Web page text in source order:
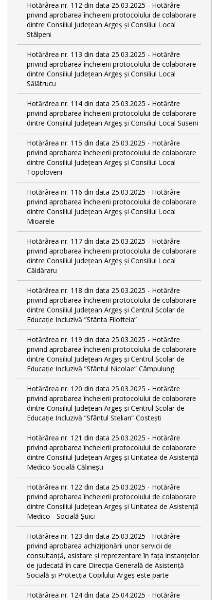
Hotărârea nr. 112 din data 25.03.2025 - Hotărâre
privind aprobarea încheierii protocolului de colaborare
dintre Consiliul Județean Argeș și Consiliul Local
Stâlpeni
Hotărârea nr. 113 din data 25.03.2025 - Hotărâre
privind aprobarea încheierii protocolului de colaborare
dintre Consiliul Județean Argeș și Consiliul Local
Sălătrucu
Hotărârea nr. 114 din data 25.03.2025 - Hotărâre
privind aprobarea încheierii protocolului de colaborare
dintre Consiliul Județean Argeș și Consiliul Local Suseni
Hotărârea nr. 115 din data 25.03.2025 - Hotărâre
privind aprobarea încheierii protocolului de colaborare
dintre Consiliul Județean Argeș și Consiliul Local
Topoloveni
Hotărârea nr. 116 din data 25.03.2025 - Hotărâre
privind aprobarea încheierii protocolului de colaborare
dintre Consiliul Județean Argeș și Consiliul Local
Mioarele
Hotărârea nr. 117 din data 25.03.2025 - Hotărâre
privind aprobarea încheierii protocolului de colaborare
dintre Consiliul Județean Argeș și Consiliul Local
Căldăraru
Hotărârea nr. 118 din data 25.03.2025 - Hotărâre
privind aprobarea încheierii protocolului de colaborare
dintre Consiliul Județean Argeș și Centrul Școlar de
Educație Incluzivă ”Sfânta Filofteia”
Hotărârea nr. 119 din data 25.03.2025 - Hotărâre
privind aprobarea încheierii protocolului de colaborare
dintre Consiliul Județean Argeș și Centrul Școlar de
Educație Incluzivă ”Sfântul Nicolae” Câmpulung
Hotărârea nr. 120 din data 25.03.2025 - Hotărâre
privind aprobarea încheierii protocolului de colaborare
dintre Consiliul Județean Argeș și Centrul Școlar de
Educație Incluzivă ”Sfântul Stelian” Costești
Hotărârea nr. 121 din data 25.03.2025 - Hotărâre
privind aprobarea încheierii protocolului de colaborare
dintre Consiliul Județean Argeș și Unitatea de Asistență
Medico-Socială Călinești
Hotărârea nr. 122 din data 25.03.2025 - Hotărâre
privind aprobarea încheierii protocolului de colaborare
dintre Consiliul Județean Argeș și Unitatea de Asistență
Medico - Socială Șuici
Hotărârea nr. 123 din data 25.03.2025 - Hotărâre
privind aprobarea achiziționării unor servicii de
consultanță, asistare și reprezentare în fața instanțelor
de judecată în care Direcția Generală de Asistență
Socială și Protecția Copilului Argeș este parte
Hotărârea nr. 124 din data 25.04.2025 - Hotărâre